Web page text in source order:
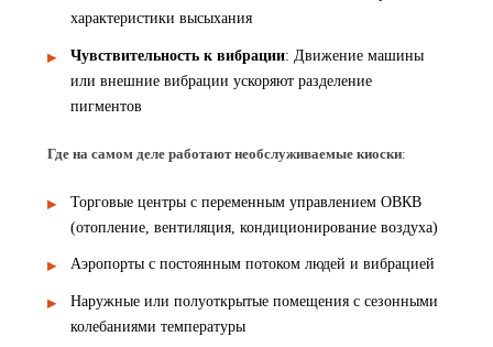
характеристики высыхания
Чувствительность к вибрации: Движение машины
или внешние вибрации ускоряют разделение
пигментов
Где на самом деле работают необслуживаемые киоски:
Торговые центры с переменным управлением ОВКВ
(отопление, вентиляция, кондиционирование воздуха)
Аэропорты с постоянным потоком людей и вибрацией
Наружные или полуоткрытые помещения с сезонными
колебаниями температуры